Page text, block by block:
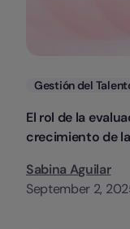
Categorias
Gestión del
El rol de la
crecimiento de
Sabina Aguilar
September 2,